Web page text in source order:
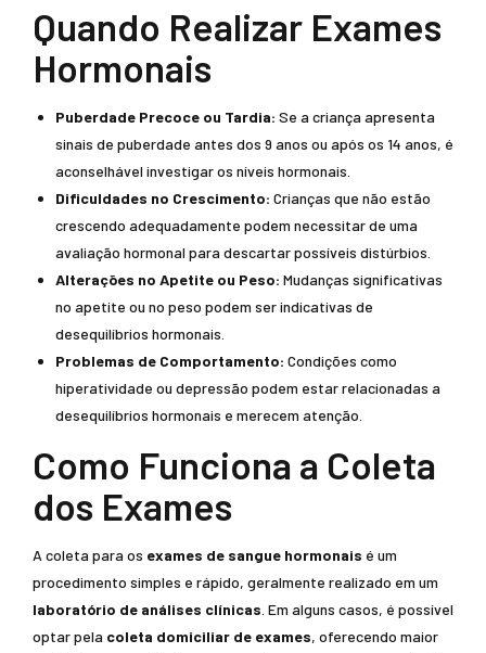
Quando Realizar Exames
Hormonais
Puberdade Precoce ou Tardia: Se a criança apresenta
sinais de puberdade antes dos 9 anos ou após os 14 anos, é
aconselhável investigar os níveis hormonais.
Dificuldades no Crescimento: Crianças que não estão
crescendo adequadamente podem necessitar de uma
avaliação hormonal para descartar possíveis distúrbios.
Alterações no Apetite ou Peso: Mudanças significativas
no apetite ou no peso podem ser indicativas de
desequilíbrios hormonais.
Problemas de Comportamento: Condições como
hiperatividade ou depressão podem estar relacionadas a
desequilíbrios hormonais e merecem atenção.
Como Funciona a Coleta
dos Exames
A coleta para os exames de sangue hormonais é um
procedimento simples e rápido, geralmente realizado em um
laboratório de análises clínicas . Em alguns casos, é possível
optar pela coleta domiciliar de exames, oferecendo maior